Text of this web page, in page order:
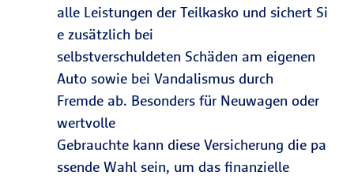
alle Leistungen der Teilkasko und sichert Si
e zusätzlich bei
selbstverschuldeten Schäden am eigenen
Auto sowie bei Vandalismus durch
Fremde ab. Besonders für Neuwagen oder
wertvolle
Gebrauchte kann diese Versicherung die pa
ssende Wahl sein, um das finanzielle